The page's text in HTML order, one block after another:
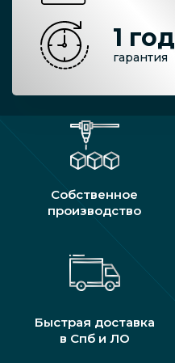
1 год
гарантия
Собственное
производство
Быстрая доставка
в Спб и ЛО